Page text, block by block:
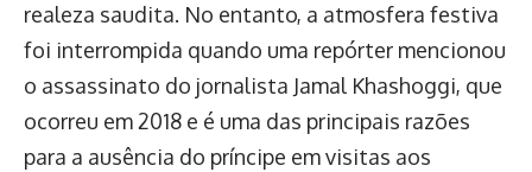
realeza saudita. No entanto, a atmosfera festiva
foi interrompida quando uma repórter mencionou
o assassinato do jornalista Jamal Khashoggi, que
ocorreu em 2018 e é uma das principais razões
para a ausência do príncipe em visitas aos